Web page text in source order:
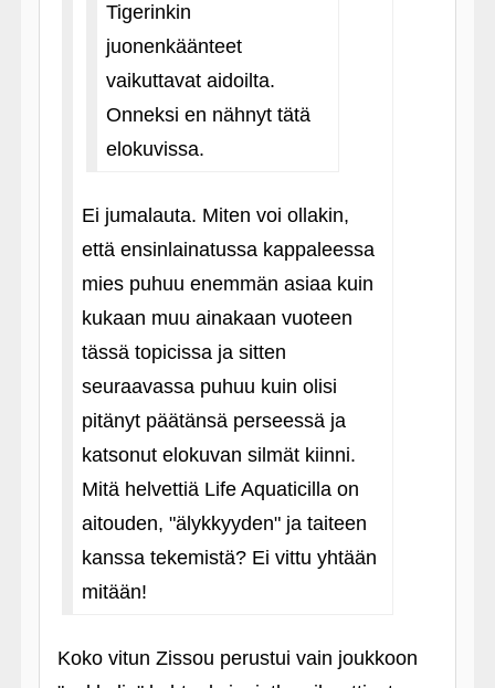
Tigerinkin
juonenkäänteet
vaikuttavat aidoilta.
Onneksi en nähnyt tätä
elokuvissa.
Ei jumalauta. Miten voi ollakin,
että ensinlainatussa kappaleessa
mies puhuu enemmän asiaa kuin
kukaan muu ainakaan vuoteen
tässä topicissa ja sitten
seuraavassa puhuu kuin olisi
pitänyt päätänsä perseessä ja
katsonut elokuvan silmät kiinni.
Mitä helvettiä Life Aquaticilla on
aitouden, "älykkyyden" ja taiteen
kanssa tekemistä? Ei vittu yhtään
mitään!
Koko vitun Zissou perustui vain joukkoon